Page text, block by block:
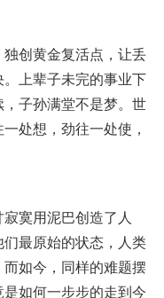
创黄金复活点，让丢
上辈子未完的事业下
子孙满堂不是梦。世
处想，劲往一处使，
寞用泥巴创造了人
最原始的状态，人类
如今，同样的难题摆
如何一步步的走到今